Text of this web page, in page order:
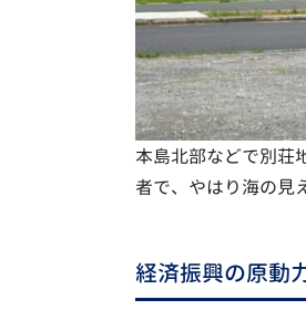
本島北部などで別荘
者で、やはり海の見
経済振興の原動